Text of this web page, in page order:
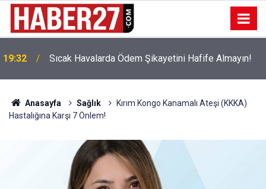
19:32 Sıcak Havalarda Ödem Şikayetini Hafife Almayın!
Anasayfa Sağlık
Kırım Kongo Kanamalı Ateşi (KKKA)
Hastalığına Karşı 7 Önlem!